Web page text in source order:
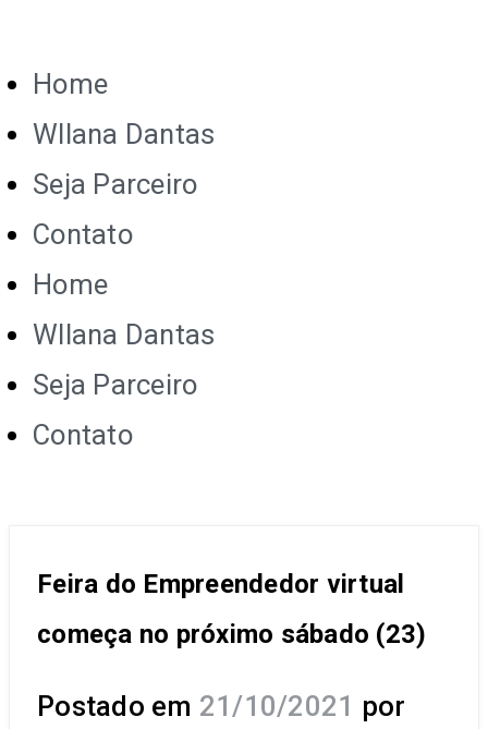
Home
Wllana Dantas
Seja Parceiro
Contato
Home
Wllana Dantas
Seja Parceiro
Contato
Feira do Empreendedor virtual
começa no próximo sábado (23)
Postado em 21/10/2021 por